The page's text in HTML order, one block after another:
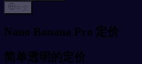
中文
Nano Banana Pro 定价
简单透明的定价